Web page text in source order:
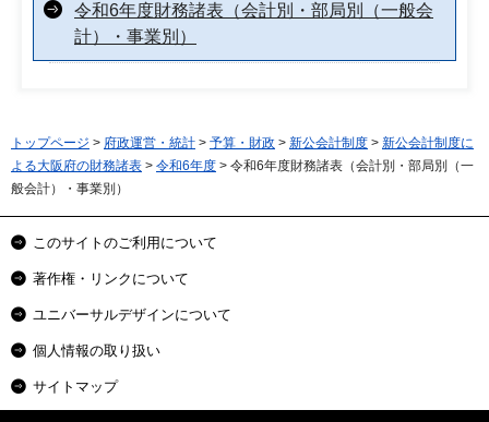
令和6年度財務諸表（会計別・部局別（一般会
計）・事業別）
トップページ > 府政運営・統計 > 予算・財政 > 新公会計制度 > 新公会計制度に
よる大阪府の財務諸表 > 令和6年度 > 令和6年度財務諸表（会計別・部局別（一
般会計）・事業別）
このサイトのご利用について
著作権・リンクについて
ユニバーサルデザインについて
個人情報の取り扱い
サイトマップ